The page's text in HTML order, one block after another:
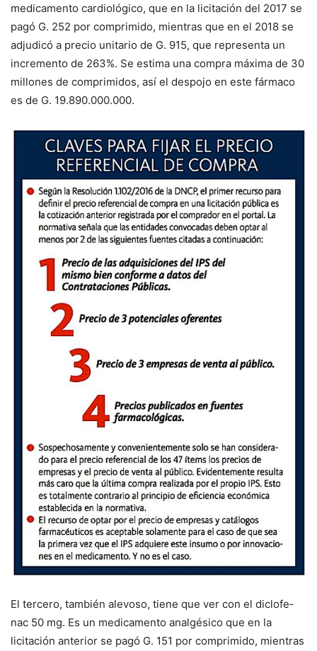
medicamento cardio­lógico, que en la licitación del 2017 se
pagó G. 252 por comprimido, mientras que en el 2018 se
adjudicó a pre­cio unitario de G. 915, que representa un
incremento de 263%. Se estima una com­pra máxima de 30
millones de comprimidos, así el des­pojo en este fármaco
es de G. 19.890.000.000.
El tercero, también alevoso, tiene que ver con el diclofe­
nac 50 mg. Es un medica­mento analgésico que en la
licitación anterior se pagó G. 151 por comprimido, mien­tras